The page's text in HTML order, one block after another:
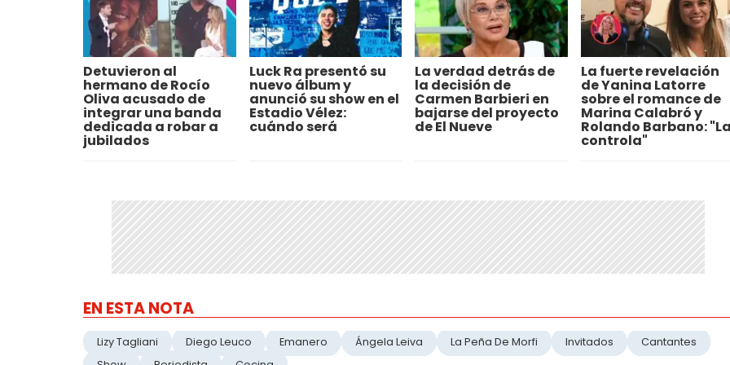
Detuvieron al
hermano de Rocío
Oliva acusado de
integrar una banda
dedicada a robar a
jubilados
Luck Ra presentó su
nuevo álbum y
anunció su show en el
Estadio Vélez:
cuándo será
La verdad detrás de
la decisión de
Carmen Barbieri en
bajarse del proyecto
de El Nueve
La fuerte revelación
de Yanina Latorre
sobre el romance de
Marina Calabró y
Rolando Barbano:
controla"
EN ESTA NOTA
Lizy Tagliani Diego Leuco Emanero Ángela Leiva La Peña De Morfi Invitados
Cantantes